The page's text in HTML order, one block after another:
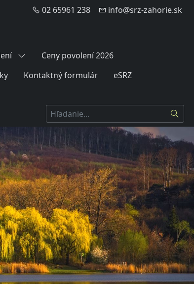
02 65961 238 info@srz-zahorie.sk
Ceny povolení 2026
Kontaktný formulár
eSRZ
Hľadať